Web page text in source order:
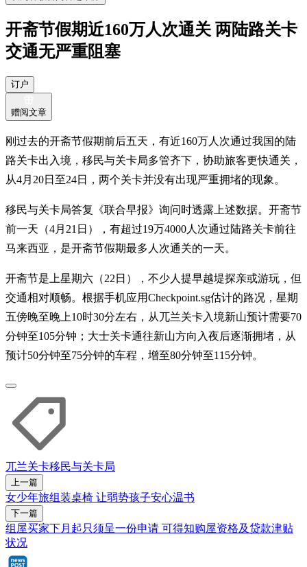
开斋节假期近160万人次通关 两陆路关卡
交通无严重阻塞
订户
赠阅文章
刚过去的开斋节假期前后五天，有近160万人次通过我国的陆
路关卡出入境，移民与关卡局多管齐下，协助旅客更快通关，
从4月20日至24日，两个关卡并没有出现严重拥堵的现象。
移民与关卡局答复《联合早报》询问时透露上述数据。开斋节
前一天（4月21日），有超过19万4000人次通过陆路关卡前往
马来西亚，是开斋节假期最多人次通关的一天。
开斋节是上星期六（22日），不少人提早越堤探亲或游玩，但
交通相对顺畅。根据手机应用Checkpoint.sg估计的路况，星期
五傍晚至晚上10时30分左右，从兀兰关卡入境新山预计需要70
分钟至105分钟；大士关卡通往新山方向入夜后逐渐拥堵，从
预计50分钟至75分钟的车程，增至80分钟至115分钟。
兀兰关卡移民与关卡局
上一篇
女少年旅组装桌椅 让弱势孩子安心温书
下一篇
组屋买家下月起只须呈一份申请 可得知购屋资格及贷款津贴
状况